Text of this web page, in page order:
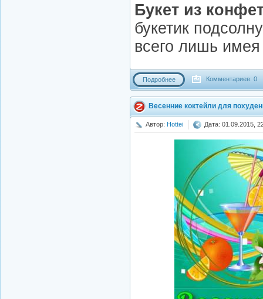
Букет из
букетик
всего лишь
Подробнее Комментариев: 0
Весенние коктейли для
Автор: Hottei Дата: 01.09.2015,